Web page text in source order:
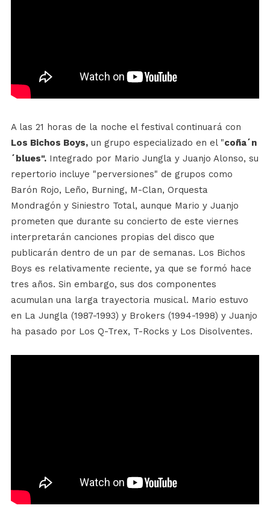
A las 21 horas de la noche el festival continuará con
Los Bichos Boys,un grupo especializado en el "coña´n
´blues".Integrado por Mario Jungla y Juanjo Alonso, su
repertorio incluye "perversiones" de grupos como
Barón Rojo, Leño, Burning, M-Clan, Orquesta
Mondragón y Siniestro Total, aunque Mario y Juanjo
prometen que durante su concierto de este viernes
interpretarán canciones propias del disco que
publicarán dentro de un par de semanas. Los Bichos
Boys es relativamente reciente, ya que se formó hace
tres años. Sin embargo, sus dos componentes
acumulan una larga trayectoria musical. Mario estuvo
en La Jungla (1987-1993) y Brokers (1994-1998) y Juanjo
ha pasado por Los Q-Trex, T-Rocks y Los Disolventes.